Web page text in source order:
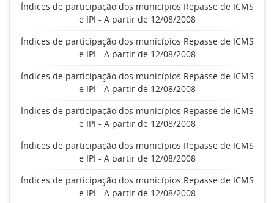
Índices de participação dos municípios Repasse de ICMS
e IPI - A partir de 12/08/2008
Índices de participação dos municípios Repasse de ICMS
e IPI - A partir de 12/08/2008
Índices de participação dos municípios Repasse de ICMS
e IPI - A partir de 12/08/2008
Índices de participação dos municípios Repasse de ICMS
e IPI - A partir de 12/08/2008
Índices de participação dos municípios Repasse de ICMS
e IPI - A partir de 12/08/2008
Índices de participação dos municípios Repasse de ICMS
e IPI - A partir de 12/08/2008